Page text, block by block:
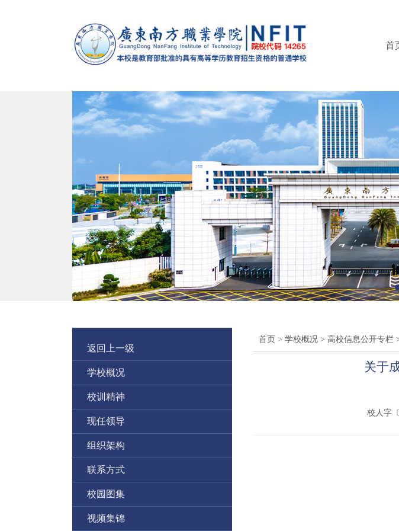
首
学校概况 校训精神 现任领导
党委组织部（党校） 党委宣传部（普法办公室）
党委武装部
党政办公室（法制办公室） 南校区管委会办公室 人事处（
教学督导办公室 实训中心 培训中心
学生处（心理健康教育与咨询中心） 财务处 后勤处
退役军人服务中心 产教融合办公室（校企合
马克思主义学院 智能制造学院 集成电路学院
创新创业学院
招生办公室 就业指导中心
返回上一级
学校概况
校训精神
现任领导
组织架构
联系方式
校园图集
视频集锦
首页 > 学校概况 > 高校信息公开专栏
关于
校人字